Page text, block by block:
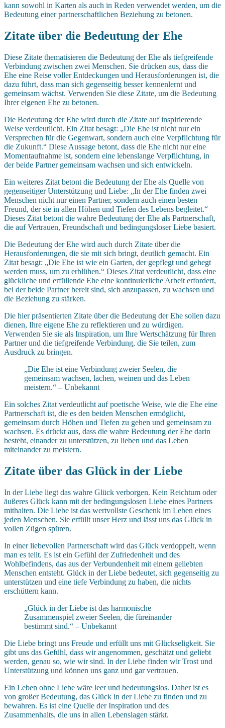
kann sowohl in Karten als auch in Reden verwendet werden, um die
Bedeutung einer partnerschaftlichen Beziehung zu betonen.
Zitate über die Bedeutung der Ehe
Diese Zitate thematisieren die Bedeutung der Ehe als tiefgreifende
Verbindung zwischen zwei Menschen. Sie drücken aus, dass die
Ehe eine Reise voller Entdeckungen und Herausforderungen ist, die
dazu führt, dass man sich gegenseitig besser kennenlernt und
gemeinsam wächst. Verwenden Sie diese Zitate, um die Bedeutung
Ihrer eigenen Ehe zu betonen.
Die Bedeutung der Ehe wird durch die Zitate auf inspirierende
Weise verdeutlicht. Ein Zitat besagt: „Die Ehe ist nicht nur ein
Versprechen für die Gegenwart, sondern auch eine Verpflichtung für
die Zukunft.“ Diese Aussage betont, dass die Ehe nicht nur eine
Momentaufnahme ist, sondern eine lebenslange Verpflichtung, in
der beide Partner gemeinsam wachsen und sich entwickeln.
Ein weiteres Zitat betont die Bedeutung der Ehe als Quelle von
gegenseitiger Unterstützung und Liebe: „In der Ehe finden zwei
Menschen nicht nur einen Partner, sondern auch einen besten
Freund, der sie in allen Höhen und Tiefen des Lebens begleitet.“
Dieses Zitat betont die wahre Bedeutung der Ehe als Partnerschaft,
die auf Vertrauen, Freundschaft und bedingungsloser Liebe basiert.
Die Bedeutung der Ehe wird auch durch Zitate über die
Herausforderungen, die sie mit sich bringt, deutlich gemacht. Ein
Zitat besagt: „Die Ehe ist wie ein Garten, der gepflegt und gehegt
werden muss, um zu erblühen.“ Dieses Zitat verdeutlicht, dass eine
glückliche und erfüllende Ehe eine kontinuierliche Arbeit erfordert,
bei der beide Partner bereit sind, sich anzupassen, zu wachsen und
die Beziehung zu stärken.
Die hier präsentierten Zitate über die Bedeutung der Ehe sollen dazu
dienen, Ihre eigene Ehe zu reflektieren und zu würdigen.
Verwenden Sie sie als Inspiration, um Ihre Wertschätzung für Ihren
Partner und die tiefgreifende Verbindung, die Sie teilen, zum
Ausdruck zu bringen.
„Die Ehe ist eine Verbindung zweier Seelen, die
gemeinsam wachsen, lachen, weinen und das Leben
meistern.“ – Unbekannt
Ein solches Zitat verdeutlicht auf poetische Weise, wie die Ehe eine
Partnerschaft ist, die es den beiden Menschen ermöglicht,
gemeinsam durch Höhen und Tiefen zu gehen und gemeinsam zu
wachsen. Es drückt aus, dass die wahre Bedeutung der Ehe darin
besteht, einander zu unterstützen, zu lieben und das Leben
miteinander zu meistern.
Zitate über das Glück in der Liebe
In der Liebe liegt das wahre Glück verborgen. Kein Reichtum oder
äußeres Glück kann mit der bedingungslosen Liebe eines Partners
mithalten. Die Liebe ist das wertvollste Geschenk im Leben eines
jeden Menschen. Sie erfüllt unser Herz und lässt uns das Glück in
vollen Zügen spüren.
In einer liebevollen Partnerschaft wird das Glück verdoppelt, wenn
man es teilt. Es ist ein Gefühl der Zufriedenheit und des
Wohlbefindens, das aus der Verbundenheit mit einem geliebten
Menschen entsteht. Glück in der Liebe bedeutet, sich gegenseitig zu
unterstützen und eine tiefe Verbindung zu haben, die nichts
erschüttern kann.
„Glück in der Liebe ist das harmonische
Zusammenspiel zweier Seelen, die füreinander
bestimmt sind.“ – Unbekannt
Die Liebe bringt uns Freude und erfüllt uns mit Glückseligkeit. Sie
gibt uns das Gefühl, dass wir angenommen, geschätzt und geliebt
werden, genau so, wie wir sind. In der Liebe finden wir Trost und
Unterstützung und können uns ganz und gar vertrauen.
Ein Leben ohne Liebe wäre leer und bedeutungslos. Daher ist es
von großer Bedeutung, das Glück in der Liebe zu finden und zu
bewahren. Es ist eine Quelle der Inspiration und des
Zusammenhalts, die uns in allen Lebenslagen stärkt.